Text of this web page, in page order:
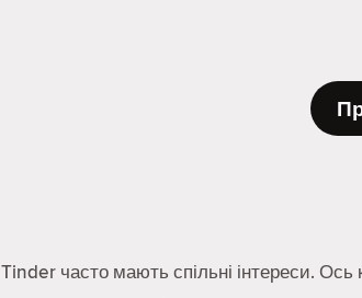
часто мають спільні інтереси. Ось